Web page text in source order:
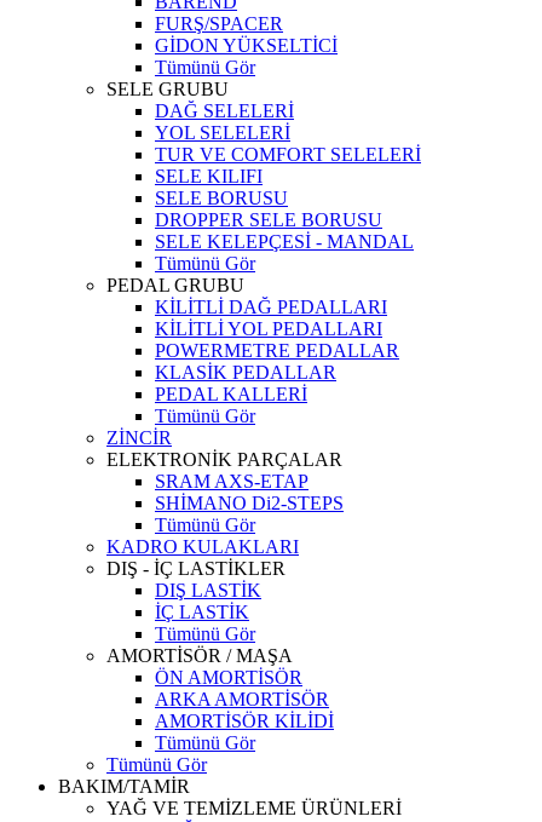
FURŞ/SPACER
GİDON YÜKSELTİCİ
Tümünü Gör
SELE GRUBU
DAĞ SELELERİ
YOL SELELERİ
TUR VE COMFORT SELELERİ
SELE KILIFI
SELE BORUSU
DROPPER SELE BORUSU
SELE KELEPÇESİ - MANDAL
Tümünü Gör
PEDAL GRUBU
KİLİTLİ DAĞ PEDALLARI
KİLİTLİ YOL PEDALLARI
POWERMETRE PEDALLAR
KLASİK PEDALLAR
PEDAL KALLERİ
Tümünü Gör
ZİNCİR
ELEKTRONİK PARÇALAR
SRAM AXS-ETAP
SHİMANO Di2-STEPS
Tümünü Gör
KADRO KULAKLARI
DIŞ - İÇ LASTİKLER
DIŞ LASTİK
İÇ LASTİK
Tümünü Gör
AMORTİSÖR / MAŞA
ÖN AMORTİSÖR
ARKA AMORTİSÖR
AMORTİSÖR KİLİDİ
Tümünü Gör
Tümünü Gör
BAKIM/TAMİR
YAĞ VE TEMİZLEME ÜRÜNLERİ